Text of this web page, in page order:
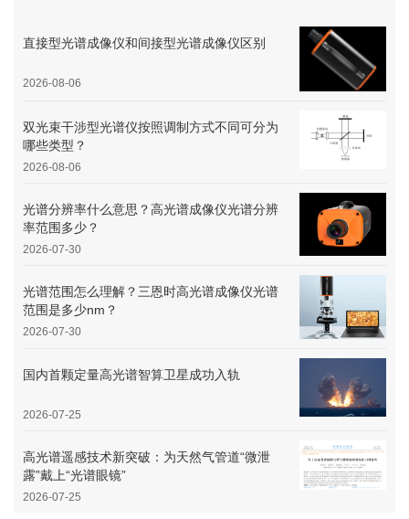
直接型光谱成像仪和间接型光谱成像仪区别
2026-08-06
双光束干涉型光谱仪按照调制方式不同可分为
哪些类型？
2026-08-06
光谱分辨率什么意思？高光谱成像仪光谱分辨
率范围多少？
2026-07-30
光谱范围怎么理解？三恩时高光谱成像仪光谱
范围是多少nm？
2026-07-30
国内首颗定量高光谱智算卫星成功入轨
2026-07-25
高光谱遥感技术新突破：为天然气管道“微泄
露”戴上“光谱眼镜”
2026-07-25